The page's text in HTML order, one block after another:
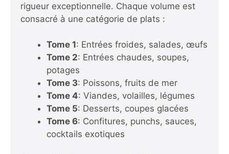
rigueur exceptionnelle. Chaque volume est
consacré à une catégorie de plats :
Tome 1: Entrées froides, salades, œufs
Tome 2: Entrées chaudes, soupes,
potages
Tome 3: Poissons, fruits de mer
Tome 4: Viandes, volailles, légumes
Tome 5: Desserts, coupes glacées
Tome 6: Confitures, punchs, sauces,
cocktails exotiques